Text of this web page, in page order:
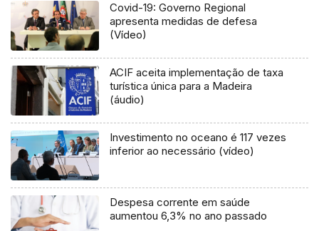
Covid-19: Governo Regional
apresenta medidas de defesa
(Vídeo)
ACIF aceita implementação de taxa
turística única para a Madeira
(áudio)
Investimento no oceano é 117 vezes
inferior ao necessário (vídeo)
Despesa corrente em saúde
aumentou 6,3% no ano passado